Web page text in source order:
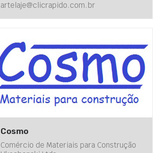
artelaje@clicrapido.com.br
Cosmo
Comércio de Materiais para Construção